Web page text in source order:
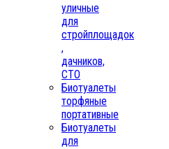
уличные
для
стройплощадок
,
дачников,
СТО
Биотуалеты
торфяные
портативные
Биотуалеты
для